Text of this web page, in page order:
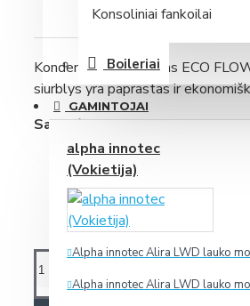
Konsoliniai fankoilai
Boileriai
GAMINTOJAI
alpha innotec
(Vokietija)
Alpha innotec Alira LWD lauko
Alpha innotec Alira LWD lauko
Kondensato siurbliukas ECO
siurblys yra paprastas ir
Savybės:
Plastikinis filtras integruotas
Visi reikalingi priedai yra
Labai mažas, siurblį ir
Lengvas talpyklos valymas.